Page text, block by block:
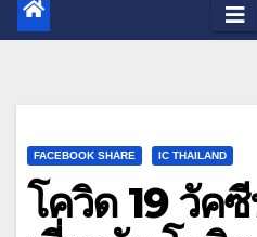
FACEBOOK SHARE IC THAILAND
โควิด 19 วัค